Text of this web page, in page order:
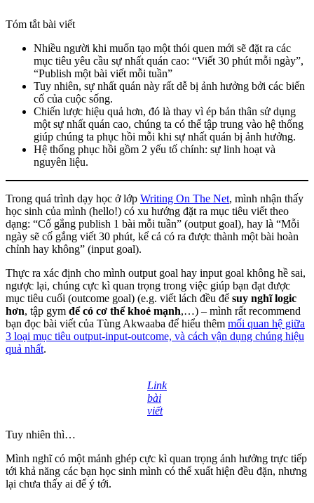
Tóm tắt bài viết
Nhiều người khi muốn tạo một thói quen mới sẽ đặt ra các
mục tiêu yêu cầu sự nhất quán cao: “Viết 30 phút mỗi ngày”,
“Publish một bài viết mỗi tuần”
Tuy nhiên, sự nhất quán này rất dễ bị ảnh hưởng bởi các biến
cố của cuộc sống.
Chiến lược hiệu quả hơn, đó là thay vì ép bản thân sử dụng
một sự nhất quán cao, chúng ta có thể tập trung vào hệ thống
giúp chúng ta phục hồi mỗi khi sự nhất quán bị ảnh hưởng.
Hệ thống phục hồi gồm 2 yếu tố chính: sự linh hoạt và
nguyên liệu.
Trong quá trình dạy học ở lớp Writing On The Net, mình nhận thấy
học sinh của mình (hello!) có xu hướng đặt ra mục tiêu viết theo
dạng: “Cố gắng publish 1 bài mỗi tuần” (output goal), hay là “Mỗi
ngày sẽ cố gắng viết 30 phút, kể cả có ra được thành một bài hoàn
chỉnh hay không” (input goal).
Thực ra xác định cho mình output goal hay input goal không hề sai,
ngược lại, chúng cực kì quan trọng trong việc giúp bạn đạt được
mục tiêu cuối (outcome goal) (e.g. viết lách đều để suy nghĩ logic
hơn, tập gym để có cơ thể khoẻ mạnh,…) – mình rất recommend
bạn đọc bài viết của Tùng Akwaaba để hiểu thêm mối quan hệ giữa
3 loại mục tiêu output-input-outcome, và cách vận dụng chúng hiệu
quả nhất.
Link
bài
viết
Tuy nhiên thì…
Mình nghĩ có một mảnh ghép cực kì quan trọng ảnh hưởng trực tiếp
tới khả năng các bạn học sinh mình có thể xuất hiện đều đặn, nhưng
lại chưa thấy ai để ý tới.